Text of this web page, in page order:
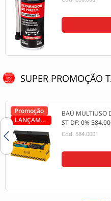
SUPER PROMOÇÃO
Promoção
LANÇAMENTO
BAÚ MULTIUSO
ST DF: 0%
Cód. 584.0001